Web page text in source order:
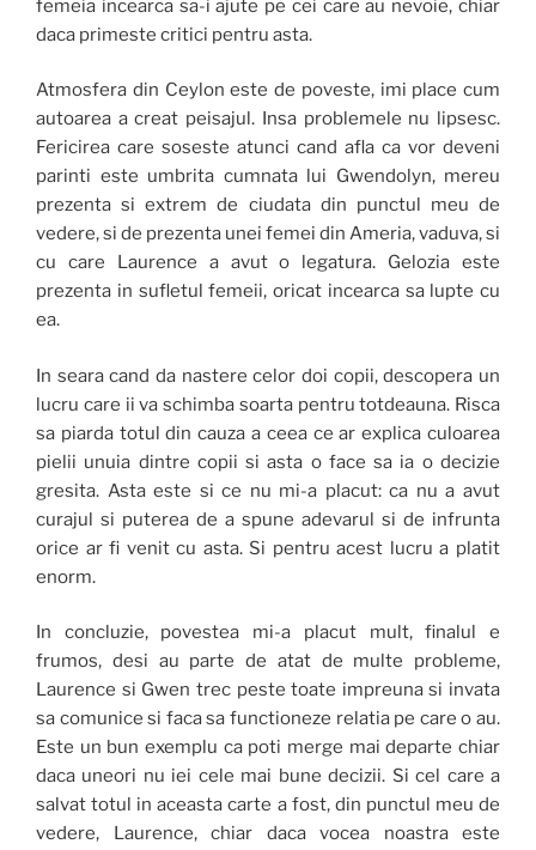
femeia incearca sa-i ajute pe cei care au nevoie, chiar
daca primeste critici pentru asta.
Atmosfera din Ceylon este de poveste, imi place cum
autoarea a creat peisajul. Insa problemele nu lipsesc.
Fericirea care soseste atunci cand afla ca vor deveni
parinti este umbrita cumnata lui Gwendolyn, mereu
prezenta si extrem de ciudata din punctul meu de
vedere, si de prezenta unei femei din Ameria, vaduva, si
cu care Laurence a avut o legatura. Gelozia este
prezenta in sufletul femeii, oricat incearca sa lupte cu
ea.
In seara cand da nastere celor doi copii, descopera un
lucru care ii va schimba soarta pentru totdeauna. Risca
sa piarda totul din cauza a ceea ce ar explica culoarea
pielii unuia dintre copii si asta o face sa ia o decizie
gresita. Asta este si ce nu mi-a placut: ca nu a avut
curajul si puterea de a spune adevarul si de infrunta
orice ar fi venit cu asta. Si pentru acest lucru a platit
enorm.
In concluzie, povestea mi-a placut mult, finalul e
frumos, desi au parte de atat de multe probleme,
Laurence si Gwen trec peste toate impreuna si invata
sa comunice si faca sa functioneze relatia pe care o au.
Este un bun exemplu ca poti merge mai departe chiar
daca uneori nu iei cele mai bune decizii. Si cel care a
salvat totul in aceasta carte a fost, din punctul meu de
vedere, Laurence, chiar daca vocea noastra este